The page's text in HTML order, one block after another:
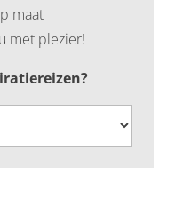
maat
met plezier!